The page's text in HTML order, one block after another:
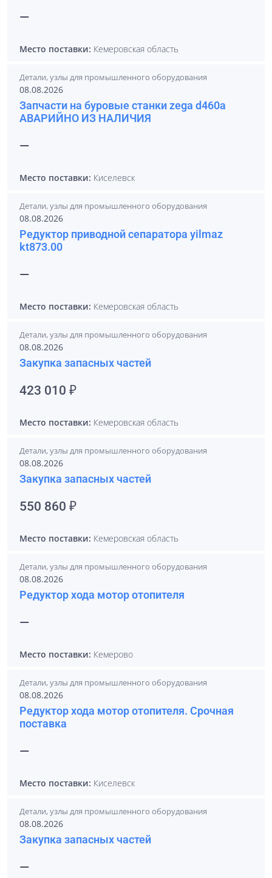
—
Место поставки: Кемеровская область
Детали, узлы для промышленного оборудования
08.08.2026
Запчасти на буровые станки zega d460a
АВАРИЙНО ИЗ НАЛИЧИЯ
—
Место поставки: Киселевск
Детали, узлы для промышленного оборудования
08.08.2026
Редуктор приводной сепаратора yilmaz
kt873.00
—
Место поставки: Кемеровская область
Детали, узлы для промышленного оборудования
08.08.2026
Закупка запасных частей
423 010 ₽
Место поставки: Кемеровская область
Детали, узлы для промышленного оборудования
08.08.2026
Закупка запасных частей
550 860 ₽
Место поставки: Кемеровская область
Детали, узлы для промышленного оборудования
08.08.2026
Редуктор хода мотор отопителя
—
Место поставки: Кемерово
Детали, узлы для промышленного оборудования
08.08.2026
Редуктор хода мотор отопителя. Срочная
поставка
—
Место поставки: Киселевск
Детали, узлы для промышленного оборудования
08.08.2026
Закупка запасных частей
—